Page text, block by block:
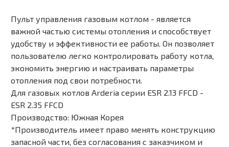
Пульт управления газовым котлом - является
важной частью системы отопления и способствует
удобству и эффективности ее работы. Он позволяет
пользователю легко контролировать работу котла,
экономить энергию и настраивать параметры
отопления под свои потребности.
Для газовых котлов Arderia серии ESR 2.13 FFCD -
ESR 2.35 FFCD
Производство: Южная Корея
*Производитель имеет право менять конструкцию
запасной части, без согласования с заказчиком и